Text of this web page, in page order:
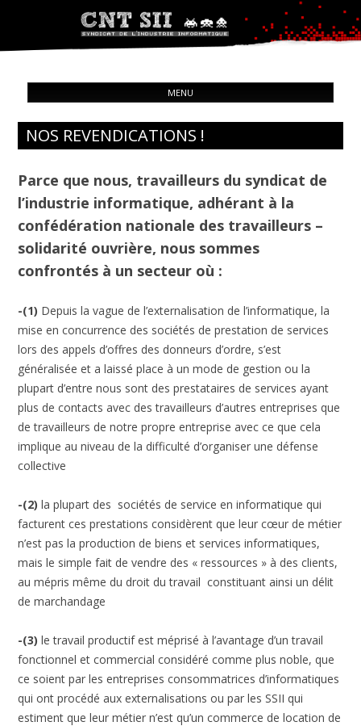
CNT – Solidarité Ouvrière
MENU
NOS REVENDICATIONS !
Parce que nous, travailleurs du syndicat de
l’industrie informatique, adhérant à la
confédération nationale des travailleurs –
solidarité ouvrière, nous sommes
confrontés à un secteur où :
-(1) Depuis la vague de l’externalisation de l’informatique, la
mise en concurrence des sociétés de prestation de services
lors des appels d’offres des donneurs d’ordre, s’est
généralisée et a laissé place à un mode de gestion ou la
plupart d’entre nous sont des prestataires de services ayant
plus de contacts avec des travailleurs d’autres entreprises que
de travailleurs de notre propre entreprise avec ce que cela
implique au niveau de la difficulté d’organiser une défense
collective
-(2) la plupart des sociétés de service en informatique qui
facturent ces prestations considèrent que leur cœur de métier
n’est pas la production de biens et services informatiques,
mais le simple fait de vendre des « ressources » à des clients,
au mépris même du droit du travail constituant ainsi un délit
de marchandage
-(3) le travail productif est méprisé à l’avantage d’un travail
fonctionnel et commercial considéré comme plus noble, que
ce soient par les entreprises consommatrices d’informatiques
qui ont procédé aux externalisations ou par les SSII qui
estiment que leur métier n’est qu’un commerce de location de